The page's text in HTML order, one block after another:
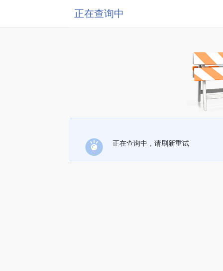
正在查询中
正在查询中，请刷新重试